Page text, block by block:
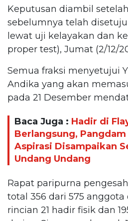
Keputusan diambil
sebelumnya telah
lewat uji kelayakan dan
proper test), Jumat (2/12/
Semua fraksi menyetujui
Andika yang akan
pada 21 Desember
Baca Juga : Hadir di
Berlangsung,
Aspirasi Disampaikan
Undang Undang
Rapat paripurna
total 356 dari 575 anggota
rincian 21 hadir fisik dan